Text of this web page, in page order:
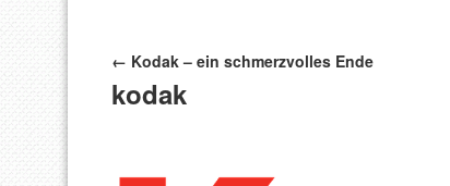
← Kodak – ein schmerzvolles Ende
kodak